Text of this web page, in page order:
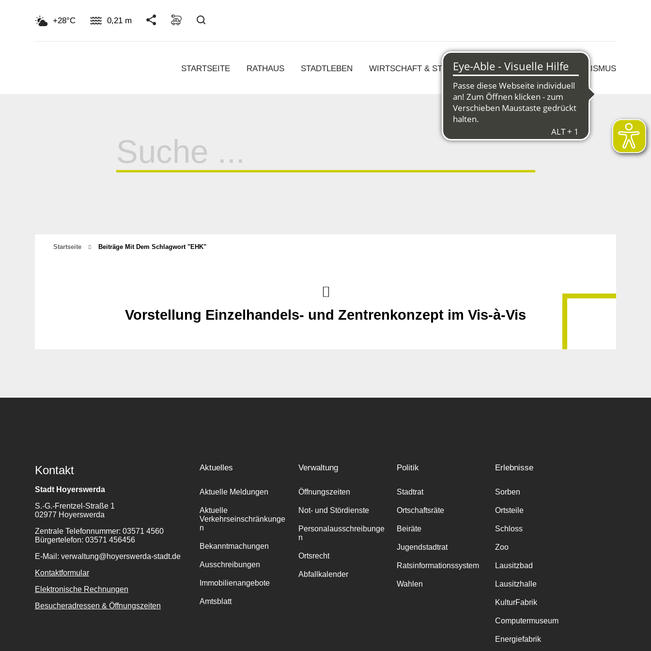
+28°C 0,21 m
STARTSEITE RATHAUS STADTLEBEN WIRTSCHAFT & STRUKTURWANDEL KULTUR & TOURISMUS
für:
Startseite Beiträge Mit Dem Schlagwort "EHK"
Vorstellung Einzelhandels- und Zentrenkonzept im Vis-à-Vis
Kontakt
Stadt Hoyerswerda
S.-G.-Frentzel-Straße 1
02977 Hoyerswerda
Zentrale Telefonnummer: 03571 4560
Bürgertelefon: 03571 456456
E-Mail: verwaltung@hoyerswerda-stadt.de
Kontaktformular
Elektronische Rechnungen
Besucheradressen & Öffnungszeiten
Aktuelles
Aktuelle Meldungen
Aktuelle
Verkehrseinschränkunge
n
Bekanntmachungen
Ausschreibungen
Immobilienangebote
Amtsblatt
Verwaltung
Öffnungszeiten
Not- und Stördienste
Personalausschreibunge
n
Ortsrecht
Abfallkalender
Politik
Stadtrat
Ortschaftsräte
Beiräte
Jugendstadtrat
Ratsinformationssystem
Wahlen
Erlebnisse
Sorben
Ortsteile
Schloss
Zoo
Lausitzbad
Lausitzhalle
KulturFabrik
Computermuseum
Energiefabrik